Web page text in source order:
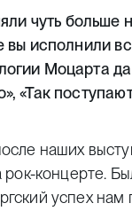
чуть больше
вы исполнили
Моцарта
«Так
наших
рок-концерте.
успех нам